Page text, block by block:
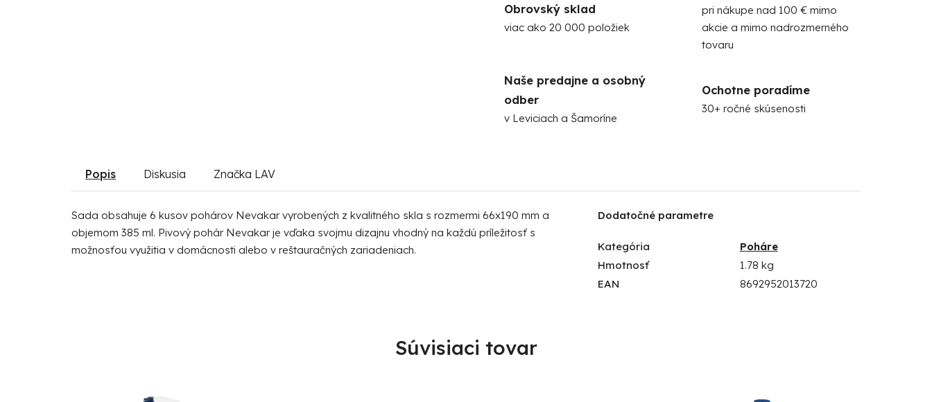
Obrovský sklad
viac ako 20 000 položiek
pri nákupe nad 100 € mimo
akcie a mimo nadrozmerného
tovaru
Naše predajne a osobný
odber
v Leviciach a Šamoríne
Ochotne poradíme
30+ ročné skúsenosti
Popis Diskusia Značka LAV
Sada obsahuje 6 kusov pohárov Nevakar vyrobených z kvalitného skla s rozmermi 66x190 mm a
objemom 385 ml. Pivový pohár Nevakar je vďaka svojmu dizajnu vhodný na každú príležitosť s
možnosťou využitia v domácnosti alebo v reštauračných zariadeniach.
Dodatočné parametre
Kategória
Poháre
Hmotnosť
1.78 kg
EAN
8692952013720
Súvisiaci tovar